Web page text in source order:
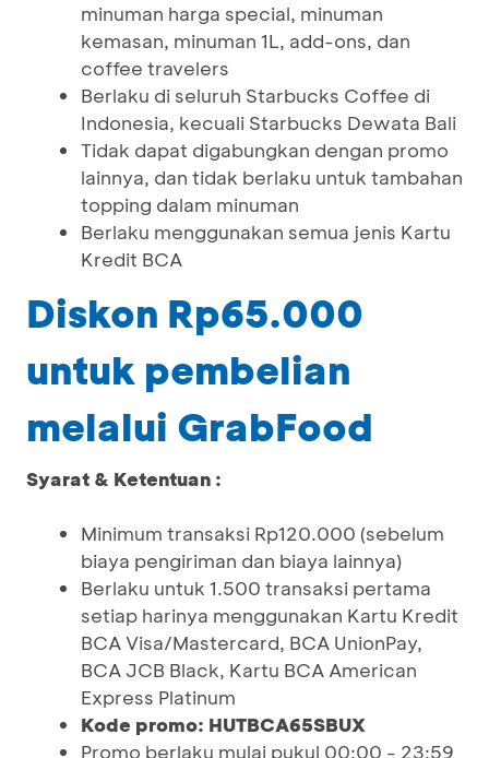
minuman harga special, minuman
kemasan, minuman 1L, add-ons, dan
coffee travelers
Berlaku di seluruh Starbucks Coffee di
Indonesia, kecuali Starbucks Dewata Bali
Tidak dapat digabungkan dengan promo
lainnya, dan tidak berlaku untuk tambahan
topping dalam minuman
Berlaku menggunakan semua jenis Kartu
Kredit BCA
Diskon Rp65.000
untuk pembelian
melalui GrabFood
Syarat & Ketentuan :
Minimum transaksi Rp120.000 (sebelum
biaya pengiriman dan biaya lainnya)
Berlaku untuk 1.500 transaksi pertama
setiap harinya menggunakan Kartu Kredit
BCA Visa/Mastercard, BCA UnionPay,
BCA JCB Black, Kartu BCA American
Express Platinum
Kode promo: HUTBCA65SBUX
Promo berlaku mulai pukul 00:00 - 23:59